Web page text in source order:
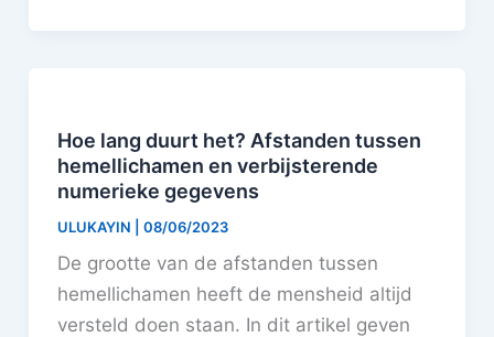
Hoe lang duurt het? Afstanden tussen
hemellichamen en verbijsterende
numerieke gegevens
ULUKAYIN 08/06/2023
De grootte van de afstanden tussen
hemellichamen heeft de mensheid altijd
versteld doen staan. In dit artikel geven